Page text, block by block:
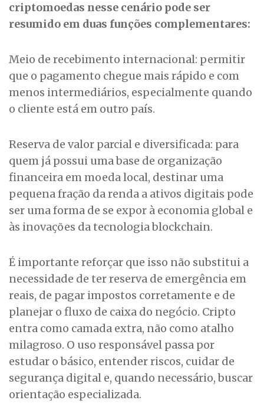
criptomoedas nesse cenário pode ser
resumido em duas funções complementares:
Meio de recebimento internacional: permitir
que o pagamento chegue mais rápido e com
menos intermediários, especialmente quando
o cliente está em outro país.
Reserva de valor parcial e diversificada: para
quem já possui uma base de organização
financeira em moeda local, destinar uma
pequena fração da renda a ativos digitais pode
ser uma forma de se expor à economia global e
às inovações da tecnologia blockchain.
É importante reforçar que isso não substitui a
necessidade de ter reserva de emergência em
reais, de pagar impostos corretamente e de
planejar o fluxo de caixa do negócio. Cripto
entra como camada extra, não como atalho
milagroso. O uso responsável passa por
estudar o básico, entender riscos, cuidar de
segurança digital e, quando necessário, buscar
orientação especializada.